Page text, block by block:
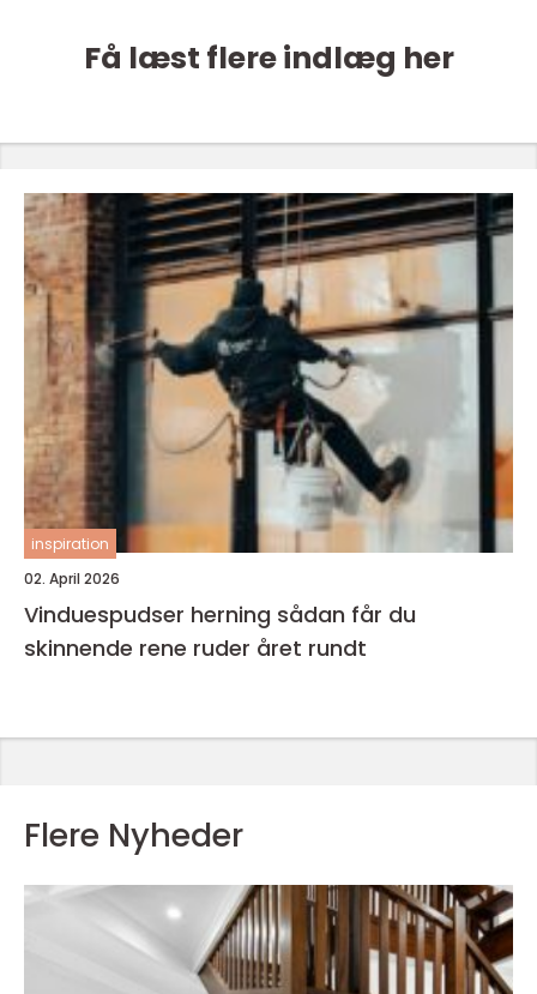
Få læst flere indlæg her
inspiration
02. April 2026
Vinduespudser herning sådan får du
skinnende rene ruder året rundt
Flere Nyheder